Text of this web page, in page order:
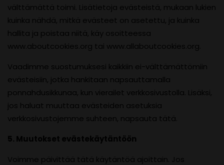
välttämättä toimi. Lisätietoja evästeistä, mukaan lukien
kuinka nähdä, mitkä evästeet on asetettu, ja kuinka
hallita ja poistaa niitä, käy osoitteessa
www.aboutcookies.org tai www.allaboutcookies.org.
Vaadimme suostumuksesi kaikkiin ei-välttämättömiin
evästeisiin, jotka hankitaan napsauttamalla
ponnahdusikkunaa, kun vierailet verkkosivustolla. Lisäksi,
jos haluat muuttaa evästeiden asetuksia
verkkosivustojemme suhteen, napsauta tätä.
5. Muutokset evästekäytäntöön
Voimme päivittää tätä käytäntöä ajoittain. Jos